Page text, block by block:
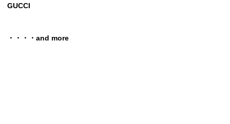
GUCCI
・・・・and more